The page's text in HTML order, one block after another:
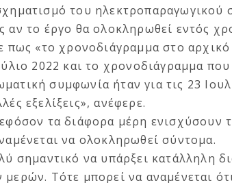
του ηλεκτροπαραγωγικού
αν το έργο θα ολοκληρωθεί εντός
πως «το χρονοδιάγραμμα στο
2022 και το χρονοδιάγραμμα
συμφωνία ήταν για τις 23
εξελίξεις», ανέφερε.
τα διάφορα μέρη ενισχύσουν
να ολοκληρωθεί σύντομα.
σημαντικό να υπάρξει κατάλληλη
Τότε μπορεί να αναμένεται